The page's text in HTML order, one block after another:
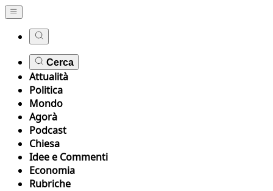
Cerca
Attualità
Politica
Mondo
Agorà
Podcast
Chiesa
Idee e Commenti
Economia
Rubriche